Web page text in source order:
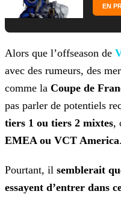
EN
Alors que l’offseason de
avec des rumeurs, des
comme la Coupe de
pas parler de potentiels
tiers 1 ou tiers 2 mixtes,
EMEA ou VCT America.
Pourtant, il semblerait
essayent d’entrer dans